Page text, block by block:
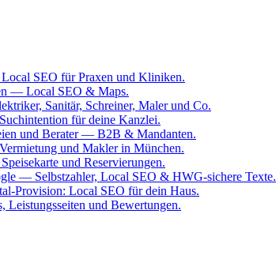
SEO für Praxen und Kliniken.
— Local SEO & Maps.
Sanitär, Schreiner, Maler und Co.
für deine Kanzlei.
und Berater — B2B & Mandanten.
und Makler in München.
und Reservierungen.
— Selbstzahler, Local SEO & HWG-sichere Texte.
Provision: Local SEO für dein Haus.
Leistungsseiten und Bewertungen.